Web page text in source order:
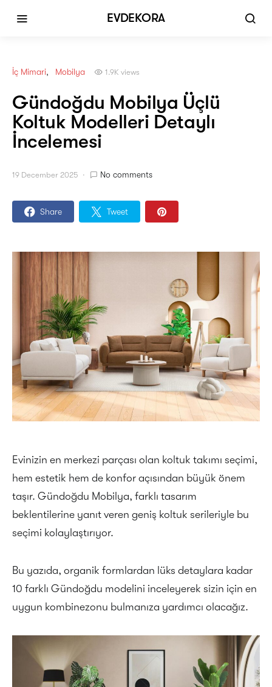
EVDEKORA
İç Mimari Mobilya 1.9K views
Gündoğdu Mobilya Üçlü
Koltuk Modelleri Detaylı
İncelemesi
19 December 2025 No comments
Share Tweet
Evinizin en merkezi parçası olan koltuk takımı seçimi,
hem estetik hem de konfor açısından büyük önem
taşır. Gündoğdu Mobilya, farklı tasarım
beklentilerine yanıt veren geniş koltuk serileriyle bu
seçimi kolaylaştırıyor.
Bu yazıda, organik formlardan lüks detaylara kadar
10 farklı Gündoğdu modelini inceleyerek sizin için en
uygun kombinezonu bulmanıza yardımcı olacağız.